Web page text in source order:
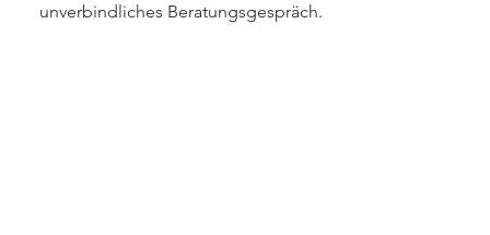
unverbindliches Beratungsgespräch.